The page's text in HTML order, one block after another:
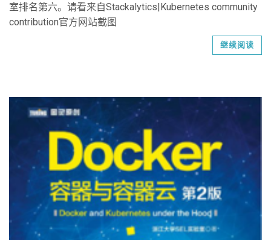
室排名第六。请看来自Stackalytics|Kubernetes community
contribution官方网站截图
继续阅读